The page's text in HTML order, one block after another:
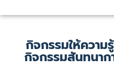
กิจกรรมให้ความ
กิจกรรมสันทนา